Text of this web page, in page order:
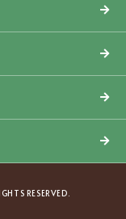
RESERVED.